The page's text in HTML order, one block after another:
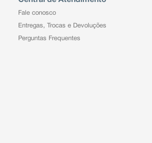
Fale conosco
Entregas, Trocas e Devoluções
Perguntas Frequentes